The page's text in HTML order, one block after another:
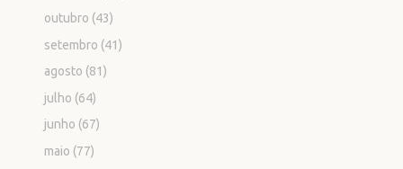
outubro (43)
setembro (41)
agosto (81)
julho (64)
junho (67)
maio (77)